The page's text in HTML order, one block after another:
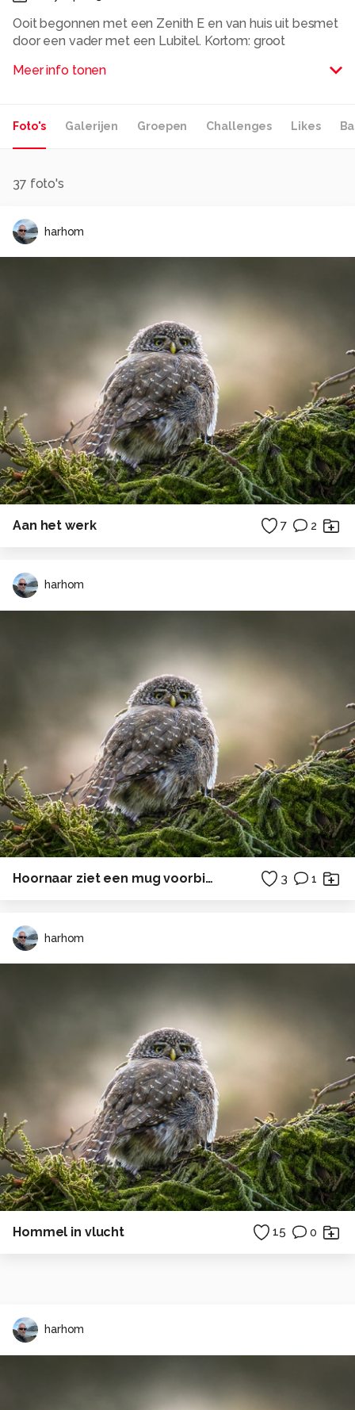
Ooit begonnen met een Zenith E en van huis uit besmet
door een vader met een Lubitel. Kortom: groot
van de camera is de centimeter achter de zoeker, het
Meer info tonen
Foto's Galerijen Groepen Challenges Likes
37 foto's
harhom
Aan het werk 7 2
harhom
Hoornaar ziet een mug voorbijkomen. 3 1
harhom
Hommel in vlucht 15 0
harhom